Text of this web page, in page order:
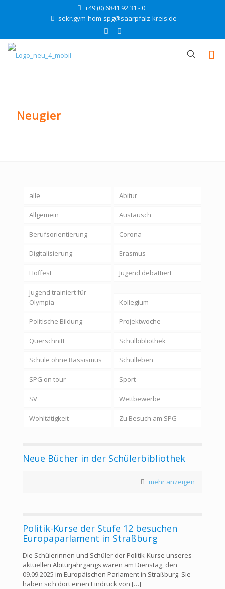
+49 (0) 6841 92 31 - 0
sekr.gym-hom-spg@saarpfalz-kreis.de
Neugier
alle Abitur
Allgemein Austausch
Berufsorientierung Corona
Digitalisierung Erasmus
Hoffest Jugend debattiert
Jugend trainiert für
Olympia
Kollegium
Politische Bildung Projektwoche
Querschnitt Schulbibliothek
Schule ohne Rassismus Schulleben
SPG on tour Sport
SV Wettbewerbe
Wohltätigkeit Zu Besuch am SPG
Neue Bücher in der Schülerbibliothek
mehr anzeigen
Politik-Kurse der Stufe 12 besuchen
Europaparlament in Straßburg
Die Schülerinnen und Schüler der Politik-Kurse unseres
aktuellen Abiturjahrgangs waren am Dienstag, den
09.09.2025 im Europäischen Parlament in Straßburg. Sie
haben sich dort einen Eindruck von […]